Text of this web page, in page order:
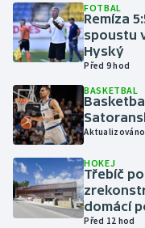
Judo
Krasobruslení
Lezení
Lyže a snowboard
Moderní pětiboj
Motorsport
FOTBAL
Remíza
spoustu
Hyský
Před 9 hod
BASKETBAL
HOKEJ
Třebíč
domácí
Před 12 hod